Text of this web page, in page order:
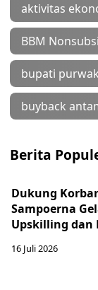
aktivitas
BBM
bupati
buyback
Berita
Dukung
Sampoerna
Upskilling dan
16 Juli 2026